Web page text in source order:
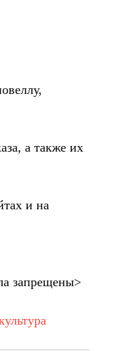
а также их
и на
запрещены>